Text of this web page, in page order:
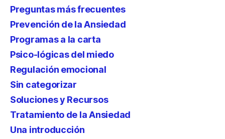
Preguntas más frecuentes
Prevención de la Ansiedad
Programas a la carta
Psico-lógicas del miedo
Regulación emocional
Sin categorizar
Soluciones y Recursos
Tratamiento de la Ansiedad
Una introducción